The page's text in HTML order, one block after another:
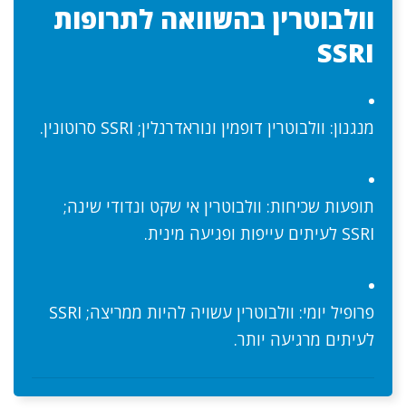
וולבוטרין בהשוואה לתרופות
SSRI
מנגנון: וולבוטרין דופמין ונוראדרנלין; SSRI סרוטונין.
תופעות שכיחות: וולבוטרין אי שקט ונדודי שינה;
SSRI לעיתים עייפות ופגיעה מינית.
פרופיל יומי: וולבוטרין עשויה להיות ממריצה; SSRI
לעיתים מרגיעה יותר.